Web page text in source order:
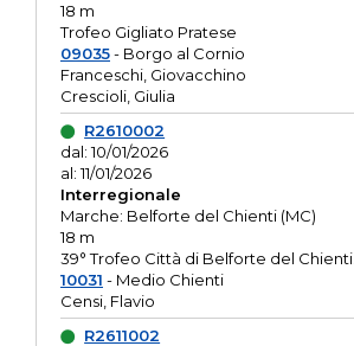
18 m
Trofeo Gigliato Pratese
09035- Borgo al Cornio
Franceschi, Giovacchino
Crescioli, Giulia
R2610002
dal: 10/01/2026
al: 11/01/2026
Interregionale
Marche: Belforte del Chienti (MC)
18 m
39° Trofeo Città di Belforte del Chienti.
10031 - Medio Chienti
Censi, Flavio
R2611002